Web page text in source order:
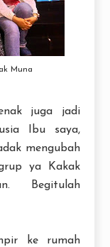
Muna
juga jadi
Ibu saya,
mengubah
ya Kakak
Begitulah
ke rumah